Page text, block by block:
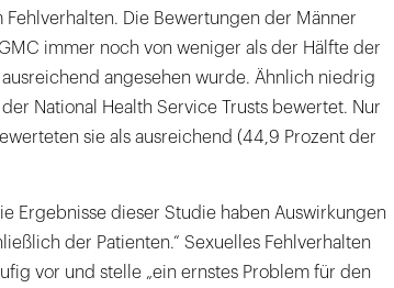
Die Bewertungen der Männer
immer noch von weniger als der Hälfte der
ausreichend angesehen wurde. Ähnlich niedrig
National Health Service Trusts bewertet. Nur
sie als ausreichend (44,9 Prozent der
Ergebnisse dieser Studie haben Auswirkungen
der Patienten.“ Sexuelles Fehlverhalten
vor und stelle „ein ernstes Problem für den